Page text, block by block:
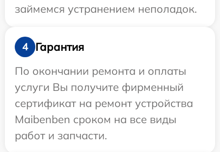
займемся устранением неполадок.
4
Гарантия
По окончании ремонта и оплаты
услуги Вы получите фирменный
сертификат на ремонт устройства
Maibenben сроком на все виды
работ и запчасти.